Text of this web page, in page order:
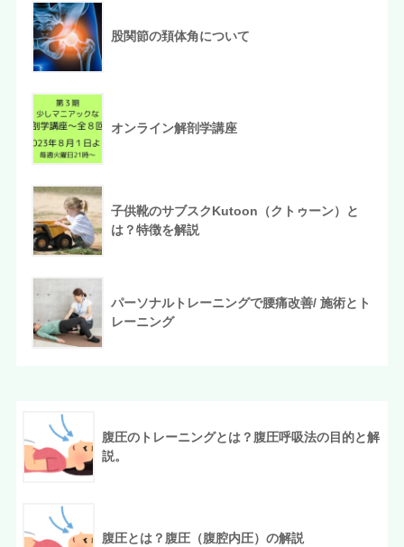
股関節の頚体角について
オンライン解剖学講座
子供靴のサブスクKutoon（クトゥーン）と
は？特徴を解説
パーソナルトレーニングで腰痛改善/ 施術とト
レーニング
腹圧のトレーニングとは？腹圧呼吸法の目的と解
説。
腹圧とは？腹圧（腹腔内圧）の解説